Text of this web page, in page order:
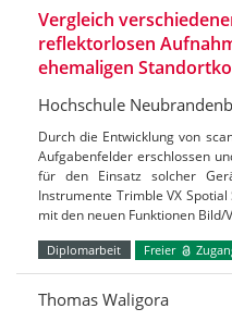
Vergleich
reflektorlosen
ehemaligen
Hochschule
Durch die Entwicklung von
Aufgabenfelder erschlossen
für den Einsatz solcher
Instrumente Trimble VX
mit den neuen Funktionen Bild/
Diplomarbeit Freier
Thomas Waligora